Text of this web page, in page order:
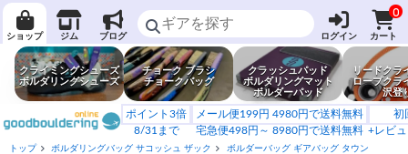
ショップ ジム ブログ ログイン
0
カート
クライミングシューズ
ボルダリングシューズ
チョーク ブラシ
チョークバッグ
クラッシュパッド
ボルダリングマット
ボルダーパッド
リードクラ
ロープクラ
沢登
ポイント3倍
8/31まで
メール便199円 4980円で送料無料
宅急便498円～ 8980円で送料無料
初
+レビ
トップ ボルダリングバッグ サコッシュ ザック ボルダーバッグ ギアバッグ タウン